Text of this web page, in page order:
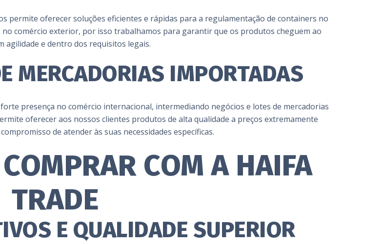
permite oferecer soluções eficientes e rápidas para a regulamentação de containers no
comércio exterior, por isso trabalhamos para garantir que os produtos cheguem ao
agilidade e dentro dos requisitos legais.
MERCADORIAS IMPORTADAS
presença no comércio internacional, intermediando negócios e lotes de mercadorias
oferecer aos nossos clientes produtos de alta qualidade a preços extremamente
de atender às suas necessidades específicas.
COM A HAIFA
TRADE
E QUALIDADE SUPERIOR